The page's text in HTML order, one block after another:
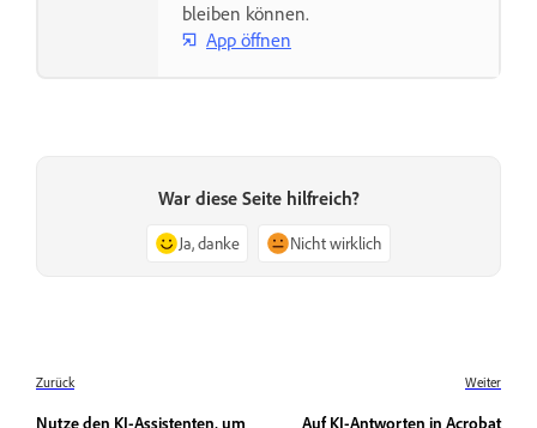
bleiben können.
App öffnen
War diese Seite hilfreich?
Ja, danke Nicht wirklich
Zurück
Nutze den KI-Assistenten, um
Weiter
Auf KI-Antworten in Acrobat